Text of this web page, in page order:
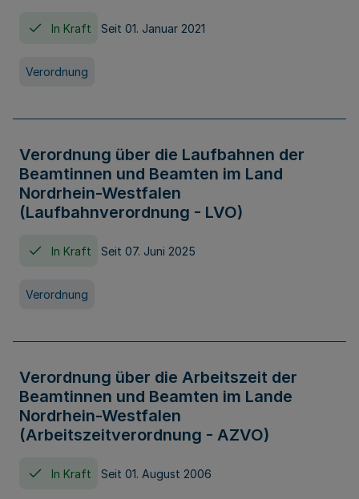
In Kraft Seit 01. Januar 2021
Verordnung
Verordnung über die Laufbahnen der
Beamtinnen und Beamten im Land
Nordrhein-Westfalen
(Laufbahnverordnung - LVO)
In Kraft Seit 07. Juni 2025
Verordnung
Verordnung über die Arbeitszeit der
Beamtinnen und Beamten im Lande
Nordrhein-Westfalen
(Arbeitszeitverordnung - AZVO)
In Kraft Seit 01. August 2006